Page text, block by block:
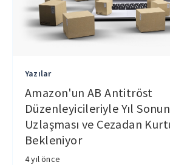
Yazılar
Amazon'un AB Antitröst
Düzenleyicileriyle Yıl
Uzlaşması ve Cezadan
Bekleniyor
4 yıl önce